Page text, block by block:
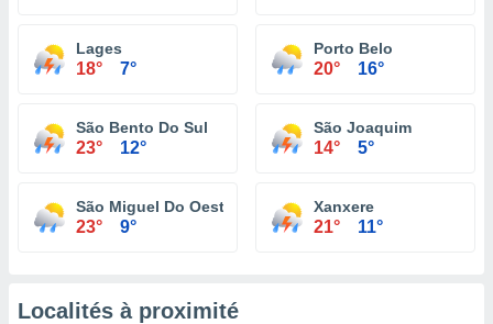
Lages
18° 7°
Porto Belo
20° 16°
São Bento Do Sul
23° 12°
São Joaquim
14° 5°
São Miguel Do Oeste
23° 9°
Xanxere
21° 11°
Localités à proximité